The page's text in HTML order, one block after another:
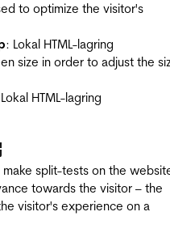
to optimize the visitor's
: Lokal HTML-lagring
size in order to adjust the
HTML-lagring
make split-tests on the
towards the visitor – the
visitor's experience on a